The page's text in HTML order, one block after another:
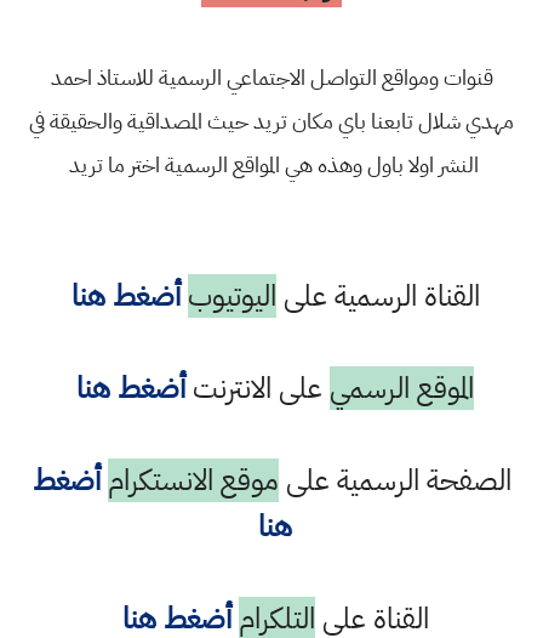
قنوات ومواقع التواصل الاجتماعي الرسمية للاستاذ احمد
مهدي شلال تابعنا باي مكان تريد حيث المصداقية والحقيقة في
النشر اولا باول وهذه هي المواقع الرسمية اختر ما تريد
القناة الرسمية على اليوتيوب أضغط هنا
الموقع الرسمي على الانترنتأضغط هنا
الصفحة الرسمية على موقع الانستكرام أضغط
هنا
القناة على التلكرام أضغط هنا